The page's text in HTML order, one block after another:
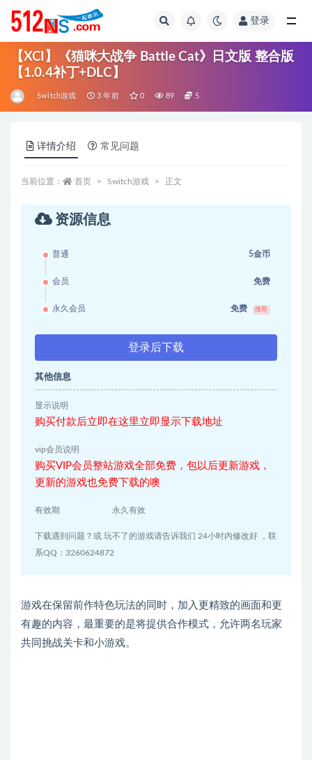
登录
【XCI】《猫咪大战争 Battle Cat》日文版 整合版
【1.0.4补丁+DLC】
Switch游戏 3 年前 0 89 5
详情介绍 常见问题
当前位置： 首页 Switch游戏 正文
资源信息
普通 5金币
会员 免费
永久会员 免费 推荐
登录后下载
其他信息
显示说明
购买付款后立即在这里立即显示下载地址
vip会员说明
购买VIP会员整站游戏全部免费，包以后更新游戏，
更新的游戏也免费下载的噢
有效期 永久有效
下载遇到问题？或 玩不了的游戏请告诉我们 24小时内修改好 ，联
系QQ：3260624872
游戏在保留前作特色玩法的同时，加入更精致的画面和更
有趣的内容，最重要的是将提供合作模式，允许两名玩家
共同挑战关卡和小游戏。